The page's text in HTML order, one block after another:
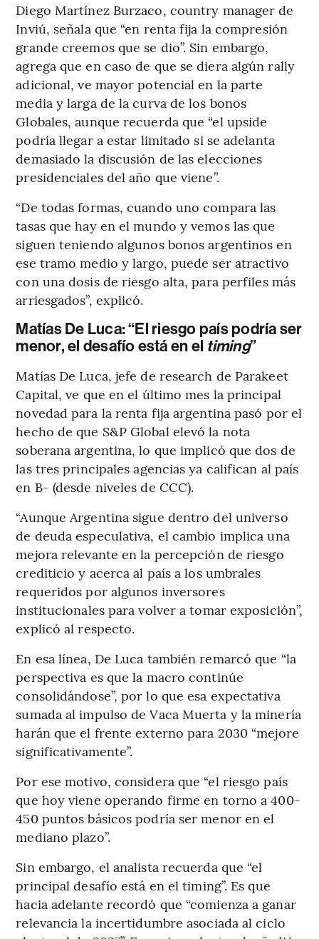
Diego Martínez Burzaco, country manager de
Inviú, señala que “en renta fija la compresión
grande creemos que se dio”. Sin embargo,
agrega que en caso de que se diera algún rally
adicional, ve mayor potencial en la parte
media y larga de la curva de los bonos
Globales, aunque recuerda que “el upside
podría llegar a estar limitado si se adelanta
demasiado la discusión de las elecciones
presidenciales del año que viene”.
“De todas formas, cuando uno compara las
tasas que hay en el mundo y vemos las que
siguen teniendo algunos bonos argentinos en
ese tramo medio y largo, puede ser atractivo
con una dosis de riesgo alta, para perfiles más
arriesgados”, explicó.
Matías De Luca: “El riesgo país podría ser
menor, el desafío está en el timing”
Matías De Luca, jefe de research de Parakeet
Capital, ve que en el último mes la principal
novedad para la renta fija argentina pasó por el
hecho de que S&P Global elevó la nota
soberana argentina, lo que implicó que dos de
las tres principales agencias ya califican al país
en B- (desde niveles de CCC).
“Aunque Argentina sigue dentro del universo
de deuda especulativa, el cambio implica una
mejora relevante en la percepción de riesgo
crediticio y acerca al país a los umbrales
requeridos por algunos inversores
institucionales para volver a tomar exposición”,
explicó al respecto.
En esa línea, De Luca también remarcó que “la
perspectiva es que la macro continúe
consolidándose”, por lo que esa expectativa
sumada al impulso de Vaca Muerta y la minería
harán que el frente externo para 2030 “mejore
significativamente”.
Por ese motivo, considera que “el riesgo país
que hoy viene operando firme en torno a 400-
450 puntos básicos podría ser menor en el
mediano plazo”.
Sin embargo, el analista recuerda que “el
principal desafío está en el timing”. Es que
hacia adelante recordó que “comienza a ganar
relevancia la incertidumbre asociada al ciclo